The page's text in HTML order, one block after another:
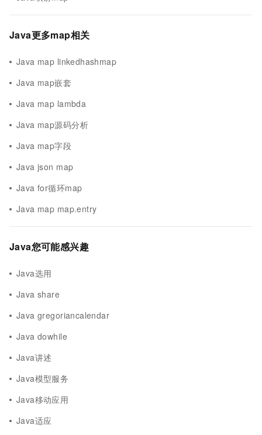
Java更多map相关
Java map linkedhashmap
Java map嵌套
Java map lambda
Java map源码分析
Java map字段
Java json map
Java for循环map
Java map map.entry
Java您可能感兴趣
Java选用
Java share
Java gregoriancalendar
Java dowhile
Java讲述
Java模型服务
Java移动应用
Java适应